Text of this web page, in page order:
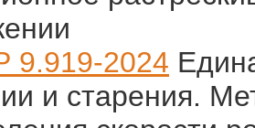
9.919-2024
и старения.